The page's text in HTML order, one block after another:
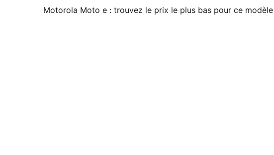
Motorola Moto e : trouvez le prix le plus bas pour ce